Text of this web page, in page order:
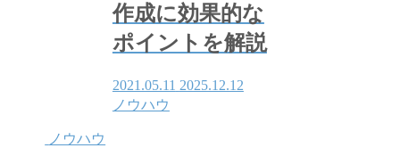
作成に効果的な
ポイントを解説
2021.05.11 2025.12.12
ノウハウ
ノウハウ